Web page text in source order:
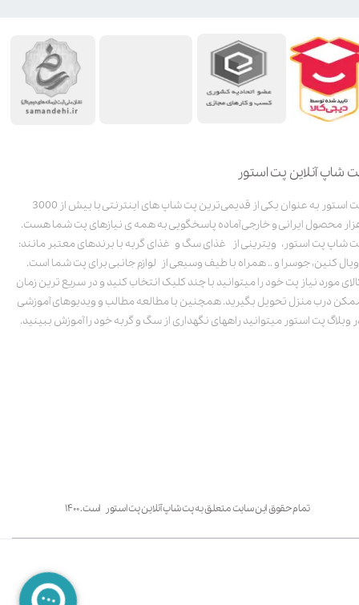
شاپ آنلاین پت استور
پت استور به عنوان یکی از قدیمی‌ترین پت شاپ های اینترنتی با بیش از 3000
محصول ایرانی و خارجی آماده پاسخگویی به همه ی نیازهای پت شما هست.
شاپ پت استور، ویترینی از غذای سگ و غذای گربه با برندهای معتبر مانند:
کنین، جوسرا و .. همراه با طیف وسیعی از لوازم جانبی برای پت شما است.
مورد نیاز پت خود را میتوانید با چند کلیک انتخاب کنید و در سریع ترین زمان
درب منزل تحویل بگیرید. همچنین با مطالعه مطالب و ویدیوهای آموزشی
وبلاگ پت استور میتوانید راههای نگهداری از سگ و گربه خود را آموزش ببینید.
تمام حقوق این سایت متعلق به پت شاپ آنلاین پت استور است. ۱۴۰۰